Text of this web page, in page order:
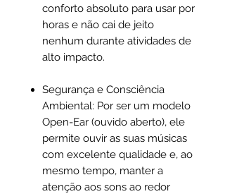
conforto absoluto para usar por
horas e não cai de jeito
nenhum durante atividades de
alto impacto.
Segurança e Consciência
Ambiental: Por ser um modelo
Open-Ear (ouvido aberto), ele
permite ouvir as suas músicas
com excelente qualidade e, ao
mesmo tempo, manter a
atenção aos sons ao redor